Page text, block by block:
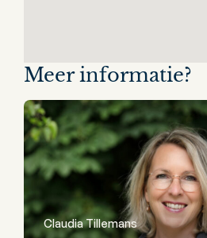
Meer informatie?
Claudia Tillemans